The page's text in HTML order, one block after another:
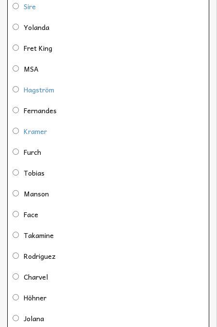
Sire
Yolanda
Fret King
MSA
Hagström
Fernandes
Kramer
Furch
Tobias
Manson
Face
Takamine
Rodriguez
Charvel
Höhner
Jolana